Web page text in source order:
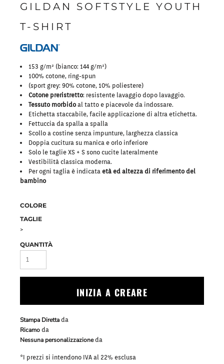
GILDAN SOFTSTYLE YOUTH
T-SHIRT
153 g/m² (bianco: 144 g/m²)
100% cotone, ring-spun
(sport grey: 90% cotone, 10% poliestere)
Cotone preristretto: resistente lavaggio dopo lavaggio.
Tessuto morbidoal tatto e piacevole da indossare.
Etichetta staccabile, facile applicazione di altra etichetta.
Fettuccia da spalla a spalla
Scollo a costine senza impunture, larghezza classica
Doppia cucitura su manica e orlo inferiore
Solo le taglie XS + S sono cucite lateralmente
Vestibilità classica moderna.
Per ogni taglia è indicata età ed altezza di riferimento del
bambino
COLORE
TAGLIE
>
QUANTITÀ
INIZIA A CREARE
Stampa Diretta da
Ricamo da
Nessuna personalizzazioneda
*I prezzi si intendono IVA al 22% esclusa